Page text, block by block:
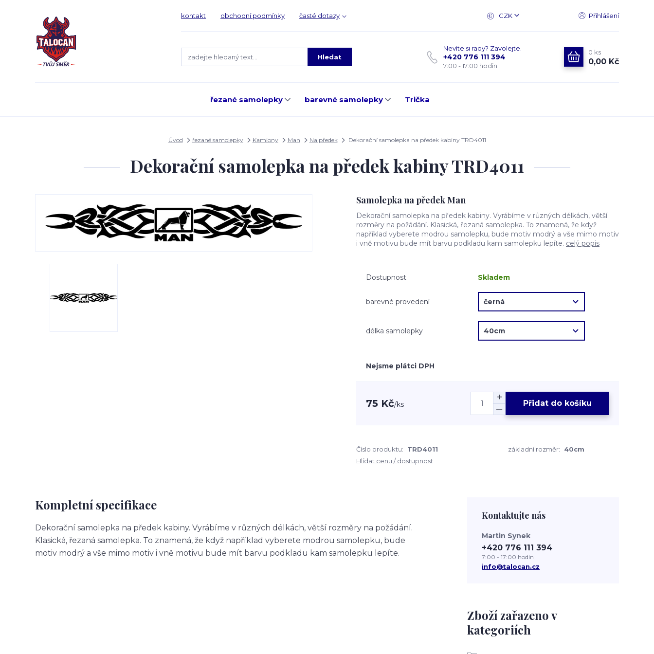
kontakt obchodní podmínky časté dotazy CZK Přihlášení
Hledat
Nevíte si rady? Zavolejte.
+420 776 111 394
7:00 - 17:00 hodin
0 ks
0,00 Kč
řezané samolepky barevné samolepky Trička
Úvod řezané samolepky Kamiony Man Na předek Dekorační samolepka na předek kabiny TRD4011
Dekorační samolepka na předek kabiny TRD4011
Samolepka na předek Man
Dekorační samolepka na předek kabiny. Vyrábíme v různých délkách, větší
rozměry na požádání. Klasická, řezaná samolepka. To znamená, že když
například vyberete modrou samolepku, bude motiv modrý a vše mimo motiv
i vně motivu bude mít barvu podkladu kam samolepku lepíte. celý popis
Dostupnost Skladem
barevné provedení
délka samolepky
Nejsme plátci DPH
75 Kč/ks Přidat do košíku
Číslo produktu: TRD4011 základní rozměr:
40cm
Hlídat cenu / dostupnost
Kompletní specifikace
Dekorační samolepka na předek kabiny. Vyrábíme v různých délkách, větší rozměry na požádání.
Klasická, řezaná samolepka. To znamená, že když například vyberete modrou samolepku, bude
motiv modrý a vše mimo motiv i vně motivu bude mít barvu podkladu kam samolepku lepíte.
Zboží zařazeno v
kategoriích
Kontaktujte nás
Martin Synek
+420 776 111 394
7:00 - 17:00 hodin
info@talocan.cz